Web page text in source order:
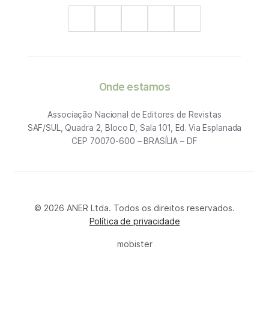
Onde estamos
Associação Nacional de Editores de Revistas
SAF/SUL, Quadra 2, Bloco D, Sala 101, Ed. Via Esplanada
CEP 70070-600 – BRASÍLIA – DF
© 2026 ANER Ltda. Todos os direitos reservados.
Política de privacidade
mobister